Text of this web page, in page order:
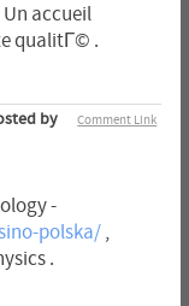
accueil
qualitГ© .
Comment Link
by
-
polska/,
.